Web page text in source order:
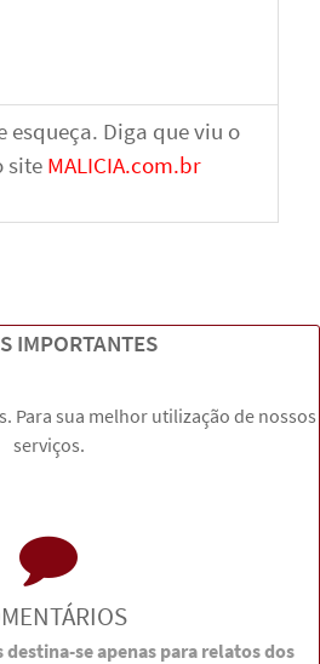
esqueça. Diga que viu o
site MALICIA.com.br
IMPORTANTES
Para sua melhor utilização de nossos
serviços.
se apenas para relatos dos